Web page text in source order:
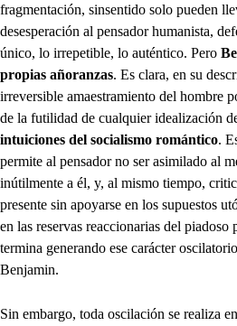
fragmentación, sinsentido solo pueden
desesperación al pensador humanista,
único, lo irrepetible, lo auténtico. Pero
propias añoranzas. Es clara, en su
irreversible amaestramiento del hombre
de la futilidad de cualquier idealización
intuiciones del socialismo romántico.
permite al pensador no ser asimilado al
inútilmente a él, y, al mismo tiempo,
presente sin apoyarse en los supuestos
en las reservas reaccionarias del piadoso
termina generando ese carácter
Benjamin.
Sin embargo, toda oscilación se realiza